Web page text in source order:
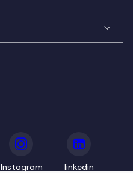
Instagram linkedin